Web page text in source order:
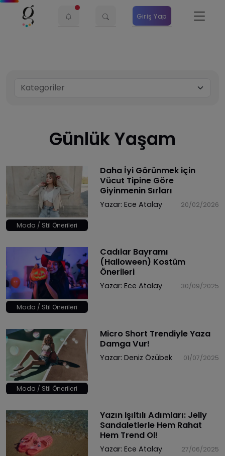
Giriş Yap
Günlük Yaşam
Moda / Stil Önerileri
Daha İyi Görünmek için
Vücut Tipine Göre
Giyinmenin Sırları
Yazar: Ece Atalay 20/02/2026
Moda / Stil Önerileri
Cadılar Bayramı
(Halloween) Kostüm
Önerileri
Yazar: Ece Atalay 30/09/2025
Moda / Stil Önerileri
Micro Short Trendiyle Yaza
Damga Vur!
Yazar: Deniz Özübek 01/07/2025
Yazın Işıltılı Adımları: Jelly
Sandaletlerle Hem Rahat
Hem Trend Ol!
Yazar: Ece Atalay 27/06/2025